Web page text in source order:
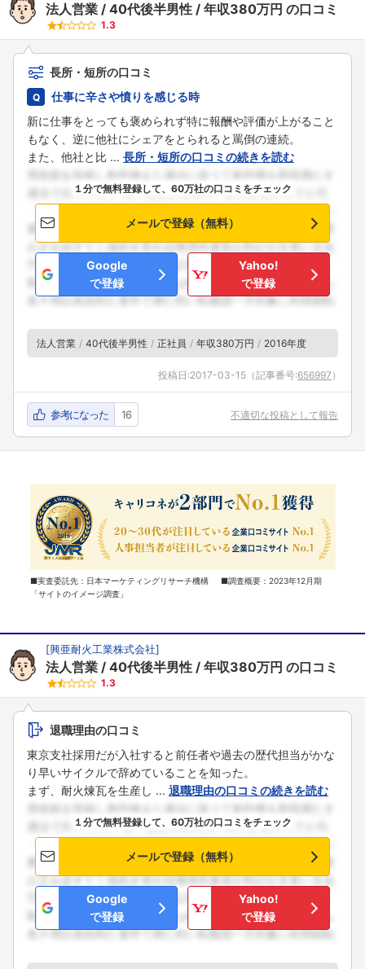
法人営業 40代後半男性 年収380万円 の口コミ
1.3
長所・短所の口コミ
仕事に辛さや憤りを感じる時
新に仕事をとっても褒められず特に報酬や評価が上がること
もなく、逆に他社にシェアをとられると罵倒の連続。
また、他社と比 ... 長所・短所の口コミの続きを読む
１分で無料登録して、60万社の口コミをチェック
メールで登録（無料）
Google
で登録
Yahoo!
で登録
法人営業 40代後半男性 正社員 年収380万円 2016年度
投稿日:2017-03-15 （記事番号:656997 ）
参考になった 16 不適切な投稿として報告
■実査委託先：日本マーケティングリサーチ機構 ■調査概要：2023年12月期
「サイトのイメージ調査」
[興亜耐火工業株式会社]
法人営業 40代後半男性 年収380万円 の口コミ
1.3
退職理由の口コミ
東京支社採用だが入社すると前任者や過去の歴代担当がかな
り早いサイクルで辞めていることを知った。
まず、耐火煉瓦を生産し ... 退職理由の口コミの続きを読む
１分で無料登録して、60万社の口コミをチェック
メールで登録（無料）
Google
で登録
Yahoo!
で登録